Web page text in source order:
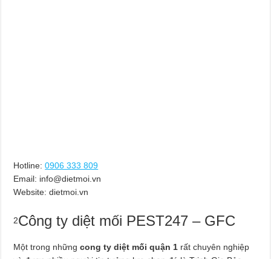
Hotline: 0906 333 809
Email: info@dietmoi.vn
Website: dietmoi.vn
2Công ty diệt mối PEST247 – GFC
Một trong nhữngcong ty diệt mối quận 1 rất chuyên nghiệp